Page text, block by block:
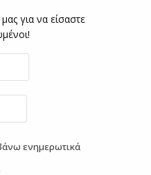
για να είσαστε
ενημερωτικά